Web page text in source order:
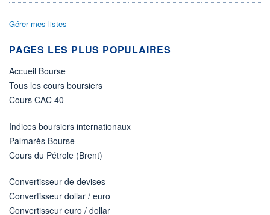
Gérer mes listes
PAGES LES PLUS POPULAIRES
Accueil Bourse
Tous les cours boursiers
Cours CAC 40
Indices boursiers internationaux
Palmarès Bourse
Cours du Pétrole (Brent)
Convertisseur de devises
Convertisseur dollar / euro
Convertisseur euro / dollar